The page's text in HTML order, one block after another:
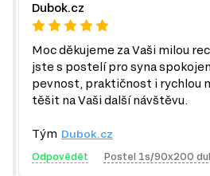
Šatní skříň
Úložný prostor
Botníky do předsíně
Kancelářské stoly
Dubok.cz
Moc děkujeme za Vaši milou
jste s postelí pro syna
pevnost, praktičnost i rychlou
těšit na Vaši další návštěvu.
Tým Dubok.cz
Odpovědět